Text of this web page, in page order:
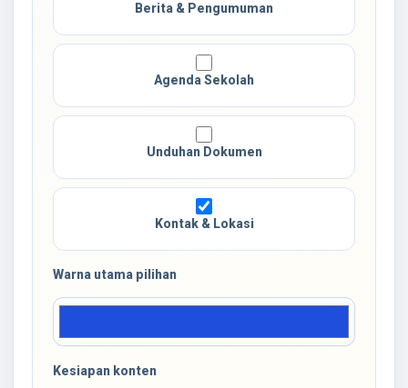
Berita & Pengumuman
Agenda Sekolah
Unduhan Dokumen
Kontak & Lokasi
Warna utama pilihan
Kesiapan konten